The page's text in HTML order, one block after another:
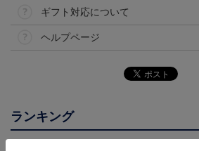
ギフト対応について
ヘルプページ
ランキング